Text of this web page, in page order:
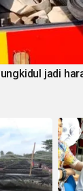
jadi